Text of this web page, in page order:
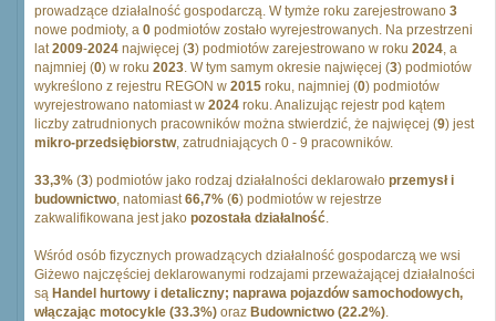
prowadzące działalność gospodarczą. W tymże roku zarejestrowano 3
nowe podmioty, a 0 podmiotów zostało wyrejestrowanych. Na przestrzeni
lat2009-2024 najwięcej (3) podmiotów zarejestrowano w roku 2024, a
najmniej (0) w roku 2023. W tym samym okresie najwięcej (3) podmiotów
wykreślono z rejestru REGON w 2015 roku, najmniej (0) podmiotów
wyrejestrowano natomiast w 2024 roku. Analizując rejestr pod kątem
liczby zatrudnionych pracowników można stwierdzić, że najwięcej (9) jest
mikro-przedsiębiorstw, zatrudniających 0 - 9 pracowników.
33,3% (3) podmiotów jako rodzaj działalności deklarowało przemysł i
budownictwo, natomiast66,7% (6) podmiotów w rejestrze
zakwalifikowana jest jako pozostała działalność.
Wśród osób fizycznych prowadzących działalność gospodarczą we wsi
Giżewo najczęściej deklarowanymi rodzajami przeważającej działalności
są Handel hurtowy i detaliczny; naprawa pojazdów samochodowych,
włączając motocykle (33.3%) oraz Budownictwo (22.2%).